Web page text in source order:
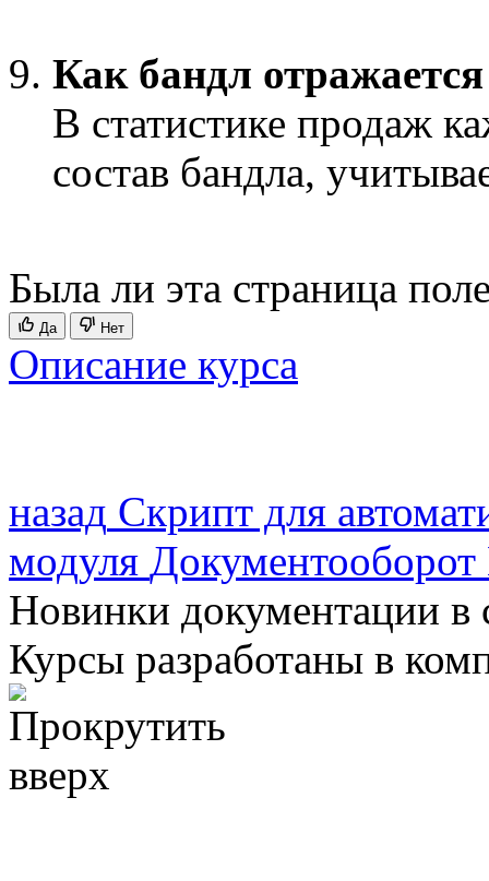
Как бандл
В статистике продаж
состав бандла,
Была ли эта страница
Да Нет
Описание курса
назад Скрипт для
модуля
Новинки документации в
Курсы разработаны в